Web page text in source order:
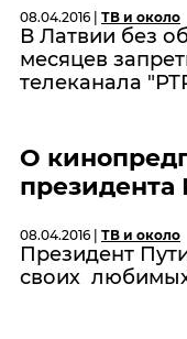
08.04.2016 | ТВ и около
В Латвии без
месяцев
телеканала
О
08.04.2016 | ТВ и около
Президент
своих